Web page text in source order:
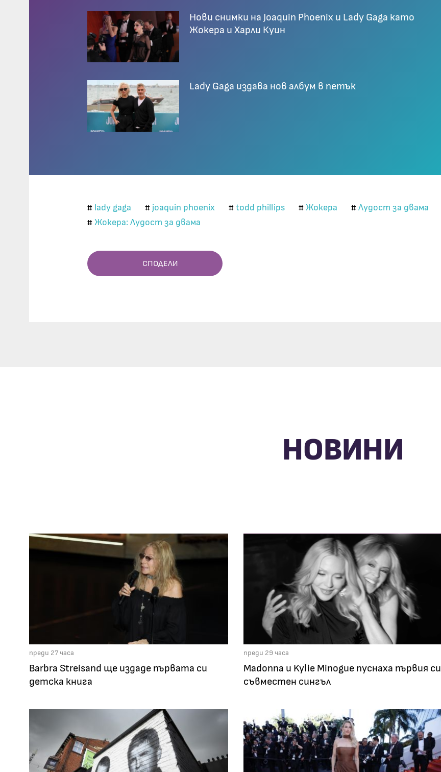
Нови снимки на Joaquin Phoenix и Lady Gaga като
Жокера и Харли Куин
Lady Gaga издава нов албум в петък
# lady gaga # joaquin phoenix # todd phillips # Жокера # Лудост за двама
# Жокера: Лудост за двама
СПОДЕЛИ
НОВИНИ
преди 27 часа
Barbra Streisand ще издаде първата си
детска книга
преди 29 часа
Madonna и Kylie Minogue пуснаха първия си
съвместен сингъл